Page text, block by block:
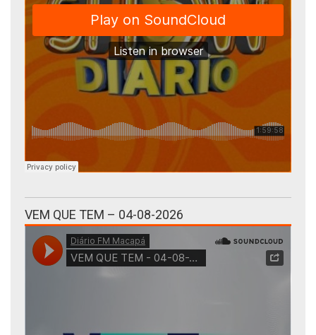
VEM QUE TEM – 04-08-2026